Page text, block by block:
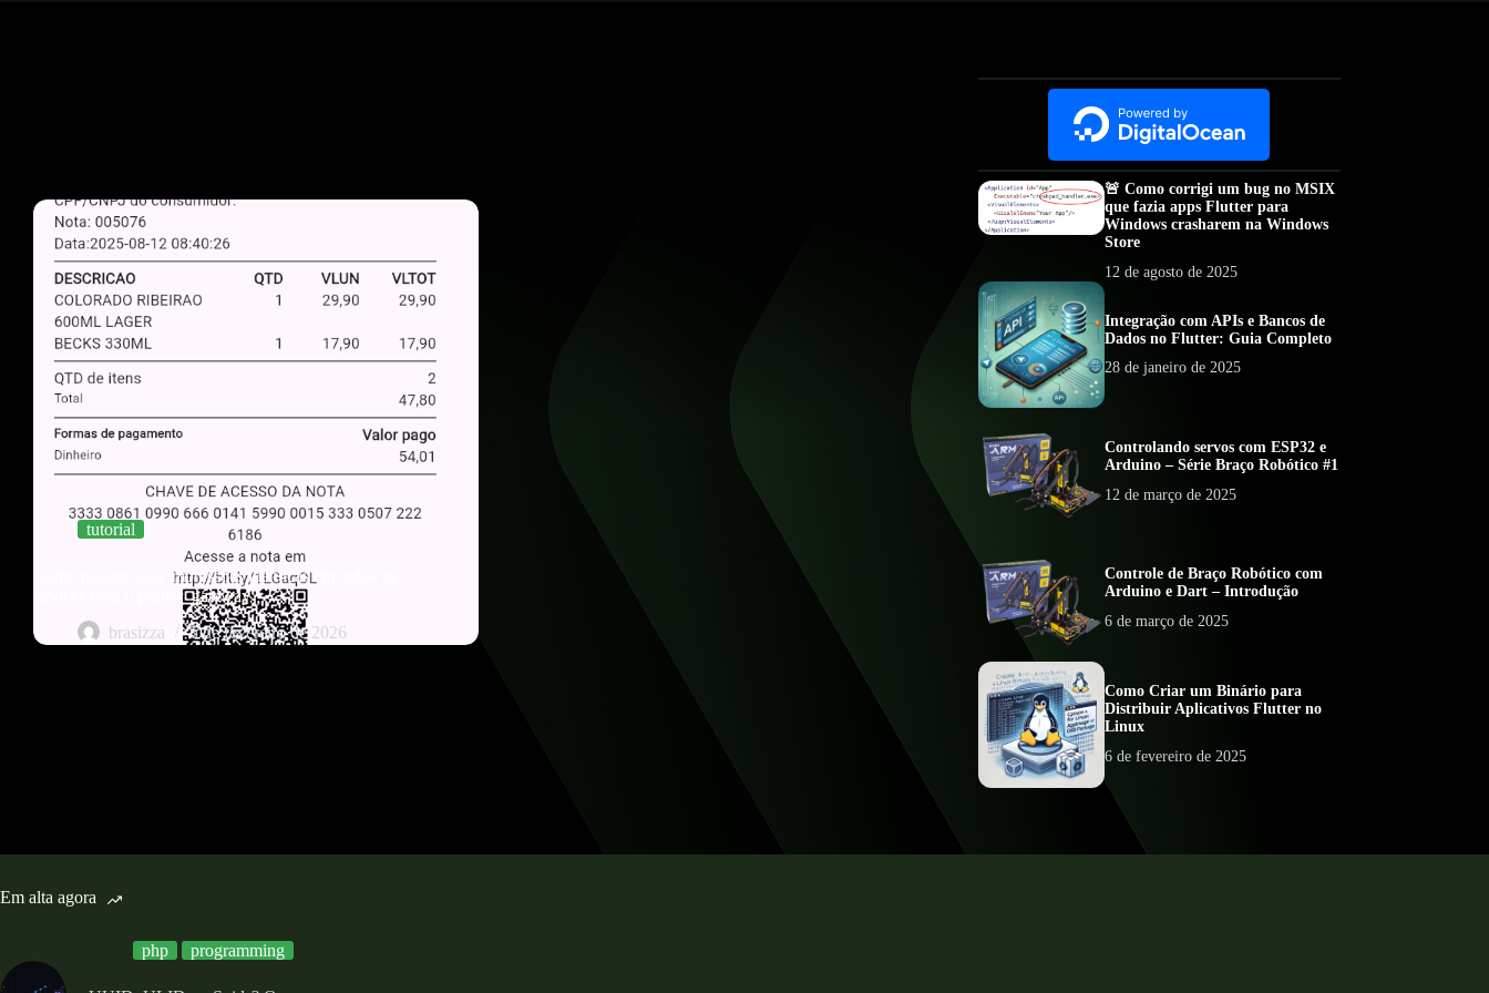
tutorial
Como manter suas impressões idênticas em todos os
devices com o printer_gateway
brasizza
5 de fevereiro de 2026
🚨 Como corrigi um bug no MSIX
que fazia apps Flutter para
Windows crasharem na Windows
Store
12 de agosto de 2025
Integração com APIs e Bancos de
Dados no Flutter: Guia Completo
28 de janeiro de 2025
Controlando servos com ESP32 e
Arduino – Série Braço Robótico #1
12 de março de 2025
Controle de Braço Robótico com
Arduino e Dart – Introdução
6 de março de 2025
Como Criar um Binário para
Distribuir Aplicativos Flutter no
Linux
6 de fevereiro de 2025
Em alta agora
php programming